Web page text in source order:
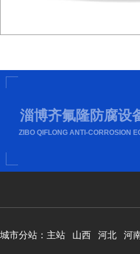
淄博齐氟隆防腐设
ZIBO QIFLONG ANTI-CORROSION
城市分站： 主站 山西 河北 河